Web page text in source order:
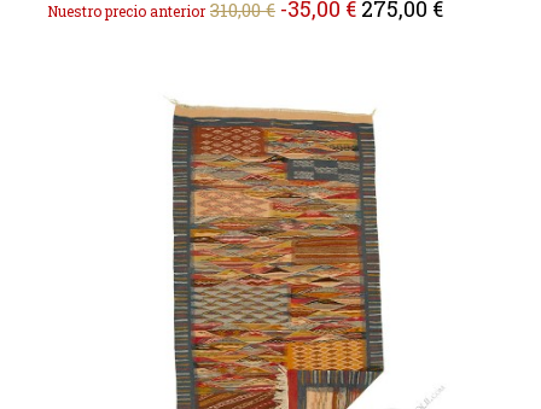
Nuestro precio anterior Precio
310,00 € -35,00 € Precio
275,00 €